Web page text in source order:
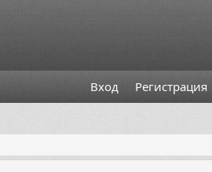
Вход Регистрация